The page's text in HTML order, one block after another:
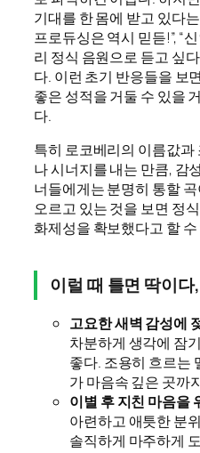
기대를 한 몸에 받고 있다
프로듀싱은 역시 믿듣!”, “
리 정식 음원으로 듣고 싶
다. 이런 초기 반응들을 보
좋은 성적을 거둘 수 있을
다.
특히 로코베리의 이름값
나 시너지를 내는 만큼, 감
너들에게는 분명히 통할
오르고 있는 것을 보면 정
화제성을 확보했다고 할 수
이럴 때 틀면 딱이
고요한 새벽 감성에
차분하게 생각에 잠
좋다. 조용히 흐르는
가 마음속 깊은 곳까
이별 후 지친 마음을
아련하고 애틋한 분
솔직하게 마주하게